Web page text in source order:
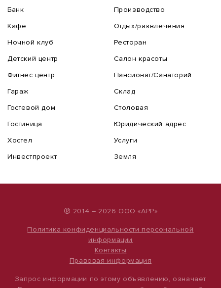
Банк
Кафе
Ночной клуб
Детский центр
Фитнес центр
Гараж
Гостевой дом
Гостиница
Хостел
Инвестпроект
Производство
Отдых/развлечения
Ресторан
Салон красоты
Пансионат/Санаторий
Склад
Столовая
Юридический адрес
Услуги
Земля
® 2014 – 2026 ООО «АРР»
Политика конфиденциальности персональной
информации
Контакты
Правовая информация
Запрос информации по этому объявлению, означает